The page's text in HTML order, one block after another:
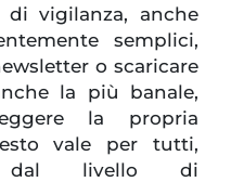
vigilanza, anche
semplici,
o scaricare
la più banale,
la propria
vale per tutti,
dal livello di